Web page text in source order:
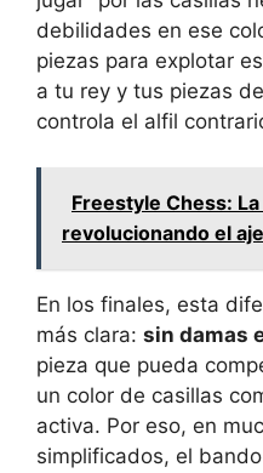
debilidades en ese
piezas para explotar
a tu rey y tus piezas
controla el alfil
Freestyle Chess:
revolucionando el
En los finales, esta
más clara: sin damas
pieza que pueda
un color de casillas
activa. Por eso, en
simplificados, el